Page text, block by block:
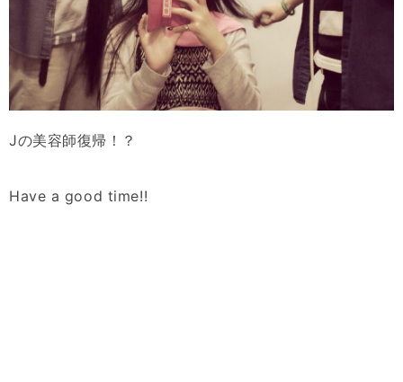
Jの美容師復帰！？
Have a good time!!